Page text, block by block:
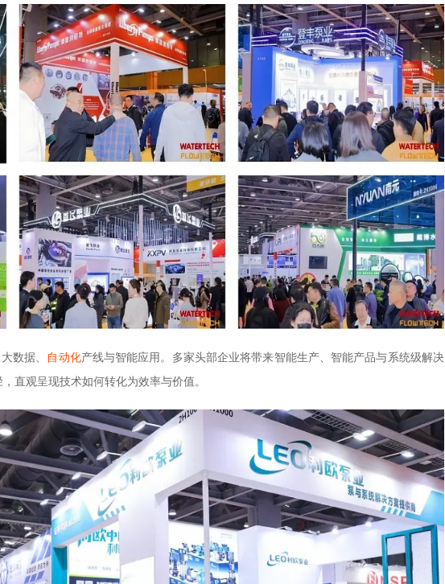
数据、 自动化产线与智能应用。多家头部企业将带来智能生产、智能产品与系统级解决
直观呈现技术如何转化为效率与价值。